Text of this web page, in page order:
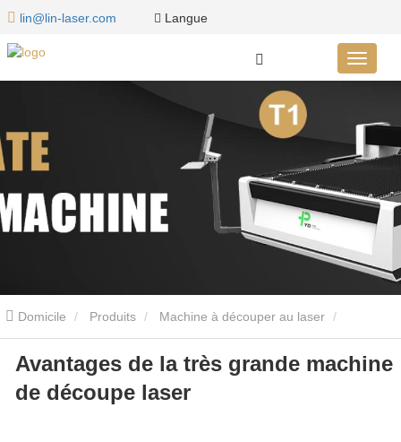
lin@lin-laser.com Langue
Domicile Produits Machine à découper au laser
Machine de découpe laser super grand format série LG
Avantages de la très grande machine de découpe laser
Avantages de la très grande machine
de découpe laser